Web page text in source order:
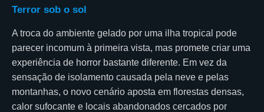
Terror sob o sol
A troca do ambiente gelado por uma ilha tropical pode
parecer incomum à primeira vista, mas promete criar uma
experiência de horror bastante diferente. Em vez da
sensação de isolamento causada pela neve e pelas
montanhas, o novo cenário aposta em florestas densas,
calor sufocante e locais abandonados cercados por